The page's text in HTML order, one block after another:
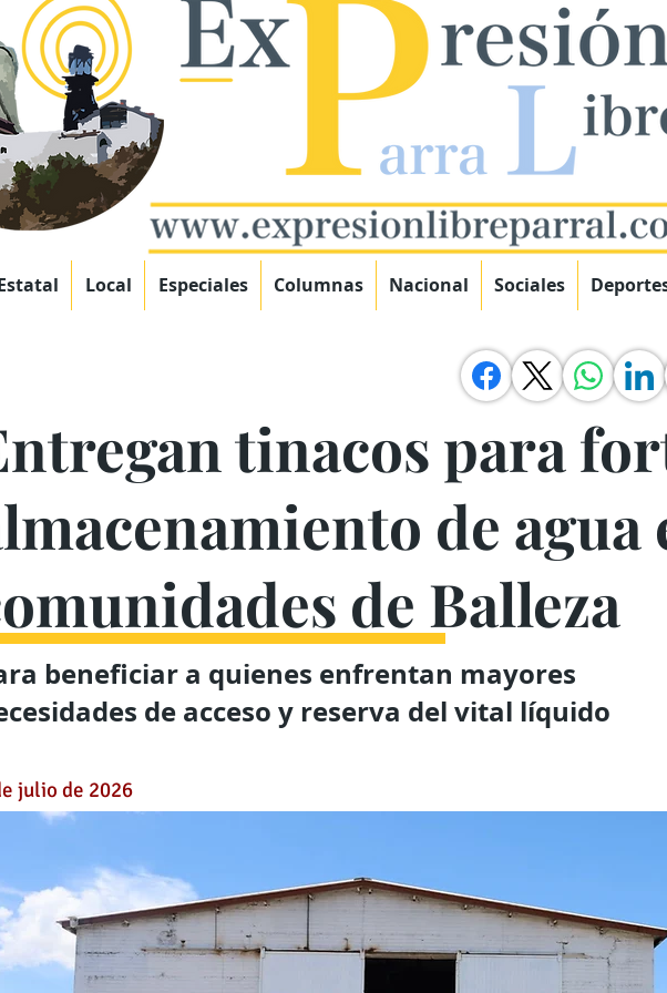
Local Especiales Columnas Nacional Sociales
tinacos para
de agua
de Balleza
beneficiar a quienes enfrentan mayores
de acceso y reserva del vital líquido
julio de 2026